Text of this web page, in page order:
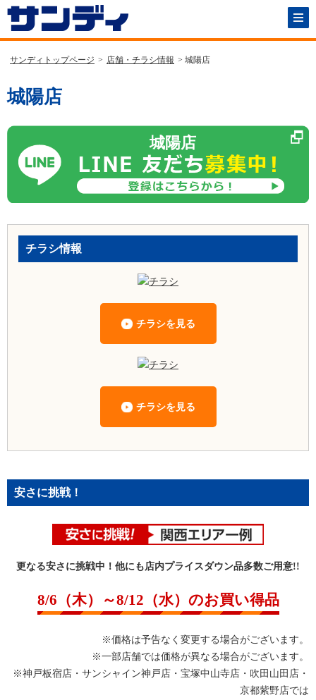
サンディトップページ > 店舗・チラシ情報 > 城陽店
城陽店
城陽店
チラシ情報
チラシを見る
チラシを見る
安さに挑戦！
更なる安さに挑戦中！他にも店内プライスダウン品多数ご用意!!
8/6（木）～8/12（水）のお買い得品
※価格は予告なく変更する場合がございます。
※一部店舗では価格が異なる場合がございます。
※神戸板宿店・サンシャイン神戸店・宝塚中山寺店・吹田山田店・
京都紫野店では